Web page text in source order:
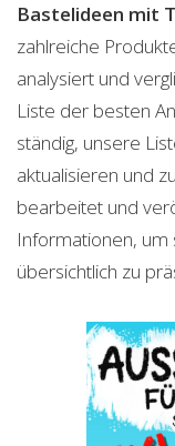
Bastelideen mit
zahlreiche
analysiert und
Liste der besten
ständig, unsere
aktualisieren und
bearbeitet und
Informationen, um
übersichtlich zu